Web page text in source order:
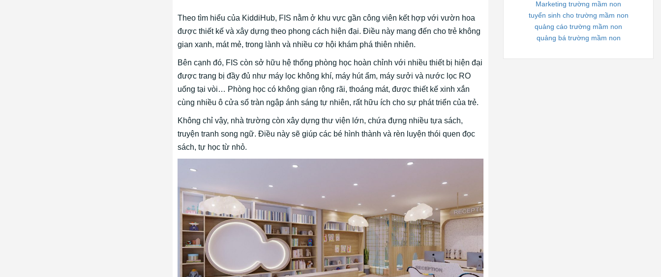
Theo tìm hiểu của KiddiHub, FIS nằm ở khu vực gần công viên kết hợp với vườn hoa
được thiết kế và xây dựng theo phong cách hiện đại. Điều này mang đến cho trẻ không
gian xanh, mát mẻ, trong lành và nhiều cơ hội khám phá thiên nhiên.
Bên cạnh đó, FIS còn sở hữu hệ thống phòng học hoàn chỉnh với nhiều thiết bị hiện đại
được trang bị đầy đủ như máy lọc không khí, máy hút ẩm, máy sưởi và nước lọc RO
uống tại vòi… Phòng học có không gian rộng rãi, thoáng mát, được thiết kế xinh xắn
cùng nhiều ô cửa sổ tràn ngập ánh sáng tự nhiên, rất hữu ích cho sự phát triển của trẻ.
Không chỉ vậy, nhà trường còn xây dựng thư viện lớn, chứa đựng nhiều tựa sách,
truyện tranh song ngữ. Điều này sẽ giúp các bé hình thành và rèn luyện thói quen đọc
sách, tự học từ nhỏ.
Marketing trường mầm non
tuyển sinh cho trường mầm non
quảng cáo trường mầm non
quảng bá trường mầm non